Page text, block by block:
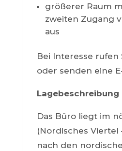
größerer Raum
zweiten Zugang
aus
Bei Interesse rufen
oder senden eine
Lagebeschreibung
Das Büro liegt im
(Nordisches Viertel
nach den